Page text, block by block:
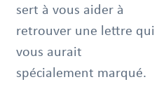
sert à vous aider à
retrouver une lettre qui
vous aurait
spécialement marqué.